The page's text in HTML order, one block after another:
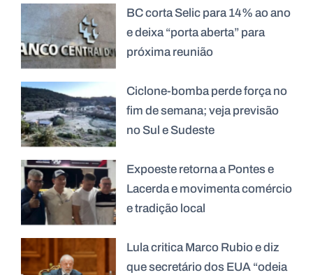
BC corta Selic para 14% ao ano
e deixa “porta aberta” para
próxima reunião
Ciclone-bomba perde força no
fim de semana; veja previsão
no Sul e Sudeste
Expoeste retorna a Pontes e
Lacerda e movimenta comércio
e tradição local
Lula critica Marco Rubio e diz
que secretário dos EUA “odeia